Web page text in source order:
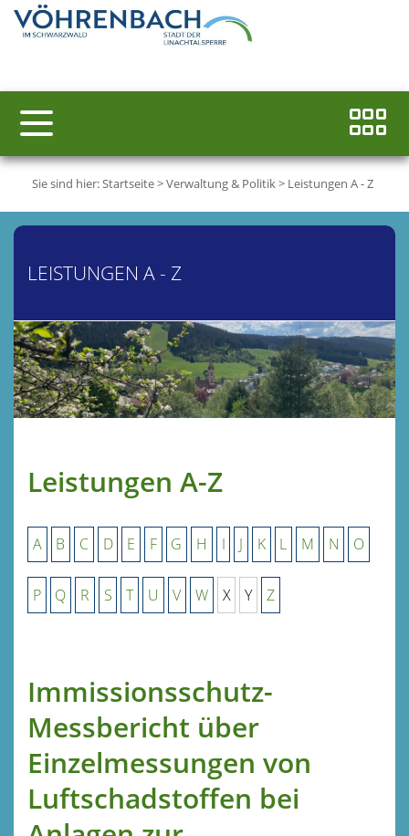
Sie sind hier:Startseite>Verwaltung & Politik> Leistungen A - Z
LEISTUNGEN A - Z
Leistungen A-Z
A B C D E F G H I J K L M N O
P Q R S T U V W X Y Z
Immissionsschutz-
Messbericht über
Einzelmessungen von
Luftschadstoffen bei